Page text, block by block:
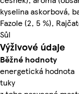
kyselina askorbová,
Fazole (2, 5 %),
Sůl
Výživové údaje
Běžné hodnoty
energetická hodnota
tuky